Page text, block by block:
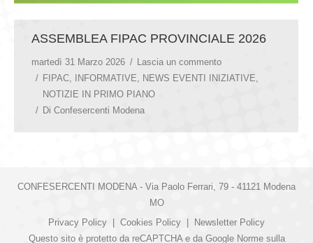
ASSEMBLEA FIPAC PROVINCIALE 2026
martedì 31 Marzo 2026
Lascia un commento
FIPAC, INFORMATIVE, NEWS EVENTI INIZIATIVE,
NOTIZIE IN PRIMO PIANO
Di Confesercenti Modena
CONFESERCENTI MODENA - Via Paolo Ferrari, 79 - 41121 Modena
MO
Privacy Policy
Cookies Policy
Newsletter Policy
Questo sito è protetto da reCAPTCHA e da Google Norme sulla